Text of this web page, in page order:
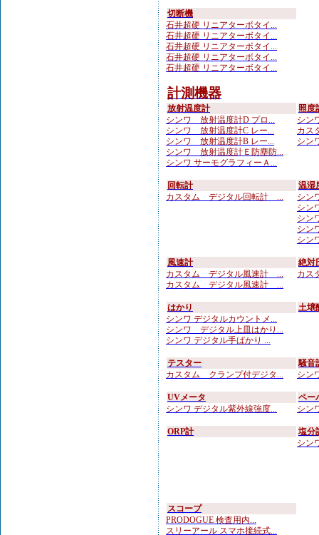
切断機
石井超硬 リニアターボタイ...
石井超硬 リニアターボタイ...
石井超硬 リニアターボタイ...
石井超硬 リニアターボタイ...
石井超硬 リニアターボタイ...
計測機器
放射温度計
シンワ 放射温度計D プロ...
シンワ 放射温度計C レー...
シンワ 放射温度計B レー...
シンワ 放射温度計Ｅ防塵防...
シンワ サーモグラフィーＡ...
照度
シン
カス
シン
回転計
カスタム デジタル回転計 ...
温湿
シン
シン
シン
シン
シン
風速計
カスタム デジタル風速計 ...
カスタム デジタル風速計 ...
絶対
カス
はかり
シンワ デジタルカウントメ...
シンワ デジタル上皿はかり...
シンワ デジタル手ばかり ...
土壌
テスター
カスタム クランプ付デジタ...
騒音
シン
UVメータ
シンワ デジタル紫外線強度...
ペー
シン
ORP計
塩分
シン
スコープ
PRODOGUE 検査用内...
スリーアール スマホ接続式...